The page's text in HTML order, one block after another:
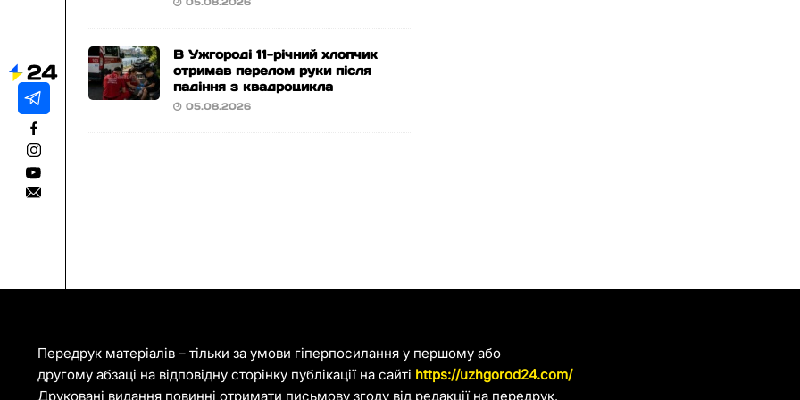
В Ужгороді 11-річний хлопчик
отримав перелом руки після
падіння з квадроцикла
05.08.2026
Передрук матеріалів – тільки за умови гіперпосилання у першому або
другому абзаці на відповідну сторінку публікації на сайті https://uzhgorod24.com/
Друковані видання повинні отримати письмову згоду від редакції на передрук.